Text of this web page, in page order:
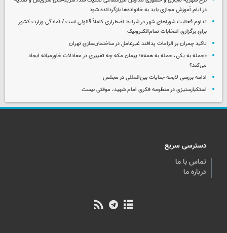
در ایام آموزش مجازی باید به خانواده‌ها بازگردانده شود
تداوم فعالیت شوراهای شهر در شرایط اضطراری کاملاً قانونی است / آمادگی وزارت کشور
برای برگزاری انتخابات تمام‌الکترونیک
تاکید چمران بر الزامات پدافند غیرعامل در ساختمان‌سازی تهران
«حمله به یکی، حمله به همه»؛ پیمان مکه چه تغییری در معادلات خاورمیانه ایجاد
می‌کند؟
ادامه بررسی لایحه جنایات بین‌المللی در مجلس
استکبارستیزی در منظومه فکری امام شهید، موقتی نیست
دسترسی سریع
تماس با ما
درباره ما